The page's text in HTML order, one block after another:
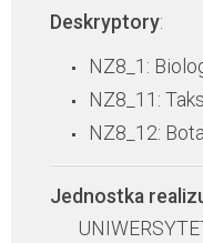
Deskryptory:
NZ8_1:
NZ8_11:
NZ8_12:
Jednostka